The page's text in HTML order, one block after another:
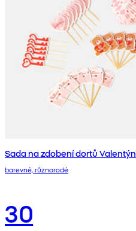
Sada na zdobení dortů Valentýn
barevné, různorodé
30